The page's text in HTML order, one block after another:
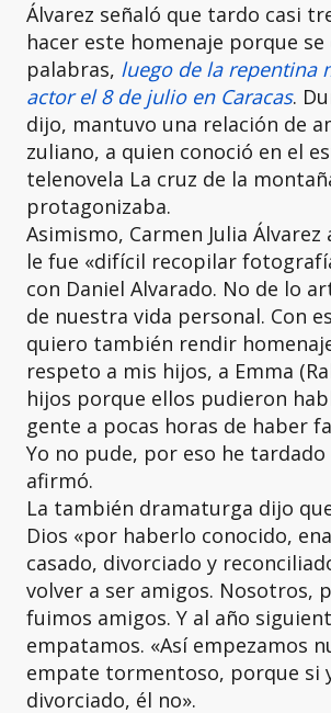
Álvarez señaló que tardo casi
hacer este homenaje porque se
palabras, luego de la repentina
actor el 8 de julio en Caracas.
dijo, mantuvo una relación de
zuliano, a quien conoció en el
telenovela La cruz de la
protagonizaba.
Asimismo, Carmen Julia Álvarez
le fue «difícil recopilar
con Daniel Alvarado. No de lo
de nuestra vida personal. Con
quiero también rendir
respeto a mis hijos, a Emma
hijos porque ellos pudieron
gente a pocas horas de haber
Yo no pude, por eso he tardado
afirmó.
La también dramaturga dijo
Dios «por haberlo conocido,
casado, divorciado y
volver a ser amigos. Nosotros,
fuimos amigos. Y al año
empatamos. «Así empezamos
empate tormentoso, porque si
divorciado, él no».